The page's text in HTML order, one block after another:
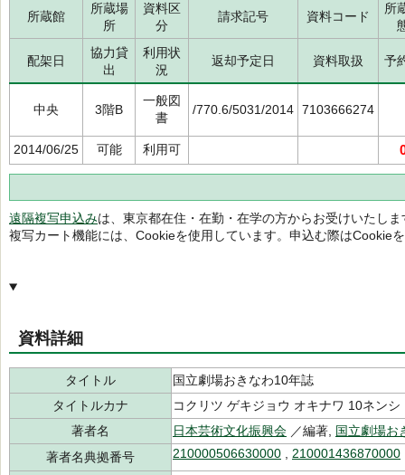
所蔵館
所蔵場
所
資料区
分
請求記号 資料コード
所
配架日
協力貸
出
利用状
況
返却予定日 資料取扱 予
中央 3階B
一般図
書
/770.6/5031/2014 7103666274
2014/06/25 可能 利用可
遠隔複写申込みは、東京都在住・在勤・在学の方からお受けいたしま
複写カート機能には、Cookieを使用しています。申込む際はCookie
資料詳細
タイトル
国立劇場おきなわ10年誌
タイトルカナ
コクリツ ゲキジョウ オキナワ 10ネンシ
著者名
日本芸術文化振興会 ／編著, 国立劇場お
著者名典拠番号
210000506630000 210001436870000